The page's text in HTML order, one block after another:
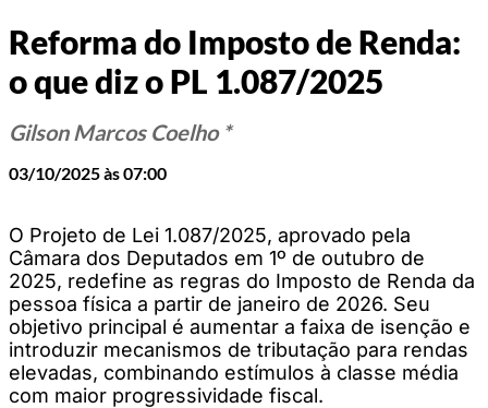
Reforma do Imposto de Renda:
o que diz o PL 1.087/2025
Gilson Marcos Coelho *
03/10/2025 às 07:00
O Projeto de Lei 1.087/2025, aprovado pela
Câmara dos Deputados em 1º de outubro de
2025, redefine as regras do Imposto de Renda da
pessoa física a partir de janeiro de 2026. Seu
objetivo principal é aumentar a faixa de isenção e
introduzir mecanismos de tributação para rendas
elevadas, combinando estímulos à classe média
com maior progressividade fiscal.